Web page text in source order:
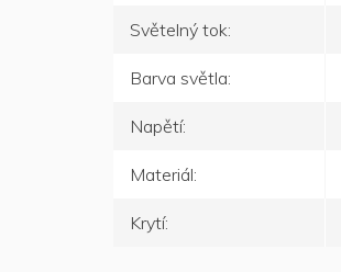
Světelný tok:
Barva světla:
Napětí:
Materiál:
Krytí: